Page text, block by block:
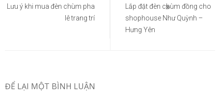
hướng
Lưu ý khi mua đèn chùm pha
lê trang trí
Lắp đặt đèn chùm đồng cho
shophouse Như Quỳnh –
Hưng Yên
ĐỂ LẠI MỘT BÌNH LUẬN